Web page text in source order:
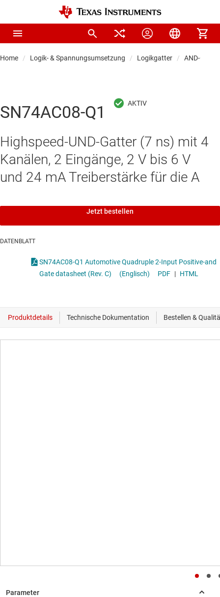
Home Logik- & Spannungsumsetzung Logikgatter AND-Gatter
SN74AC08-Q1
Highspeed-UND-Gatter (7 ns) mit 4
Kanälen, 2 Eingänge, 2 V bis 6 V
und 24 mA Treiberstärke für die A
Jetzt bestellen
DATENBLATT
SN74AC08-Q1 Automotive Quadruple 2-Input Positive-and
Gate datasheet (Rev. C)
(Englisch) PDF | HTML